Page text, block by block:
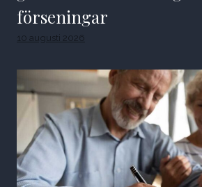
förseningar
10 augusti 2026